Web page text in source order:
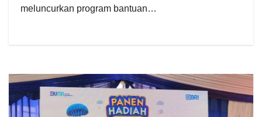
meluncurkan program bantuan…